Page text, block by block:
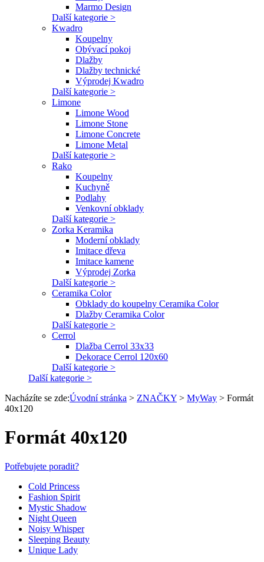
Marmo Design
Další kategorie >
Kwadro
Koupelny
Obývací pokoj
Dlažby
Dlažby technické
Výprodej Kwadro
Další kategorie >
Limone
Limone Wood
Limone Stone
Limone Concrete
Limone Metal
Další kategorie >
Rako
Koupelny
Kuchyně
Podlahy
Venkovní obklady
Další kategorie >
Zorka Keramika
Moderní obklady
Imitace dřeva
Imitace kamene
Výprodej Zorka
Další kategorie >
Ceramika Color
Obklady do koupelny Ceramika Color
Dlažby Ceramika Color
Další kategorie >
Cerrol
Dlažba Cerrol 33x33
Dekorace Cerrol 120x60
Další kategorie >
Další kategorie >
Nacházíte se zde:Úvodní stránka > ZNAČKY > MyWay > Formát
40x120
Formát 40x120
Potřebujete poradit?
Cold Princess
Fashion Spirit
Mystic Shadow
Night Queen
Noisy Whisper
Sleeping Beauty
Unique Lady